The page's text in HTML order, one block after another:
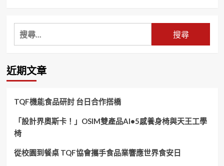
搜
尋
鍵
字:
近期文章
TQF機能食品研討 台日合作搭橋
「設計界奧斯卡！」OSIM雙產品AI•5感養身椅與天王工學
椅
從校園到餐桌 TQF協會攜手食品業響應世界食安日